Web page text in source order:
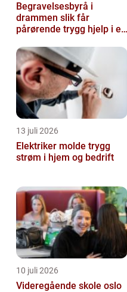
Begravelsesbyrå i
drammen slik får
pårørende trygg hjelp i en
13 juli 2026
Elektriker molde trygg
strøm i hjem og bedrift
10 juli 2026
Videregående skole oslo